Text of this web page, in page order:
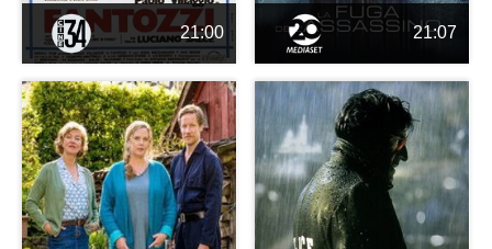
21:00 21:07